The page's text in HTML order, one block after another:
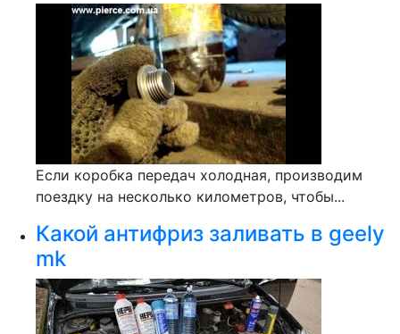
Если коробка передач холодная, производим
поездку на несколько километров, чтобы...
Какой антифриз заливать в geely
mk